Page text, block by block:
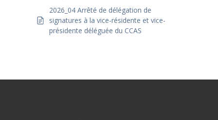
2026_04 Arrêté de délégation de
signatures à la vice-résidente et vice-
présidente déléguée du CCAS